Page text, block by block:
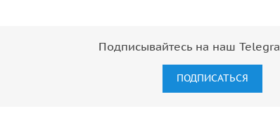
Подписывайтесь на наш
ПОДПИСАТЬСЯ